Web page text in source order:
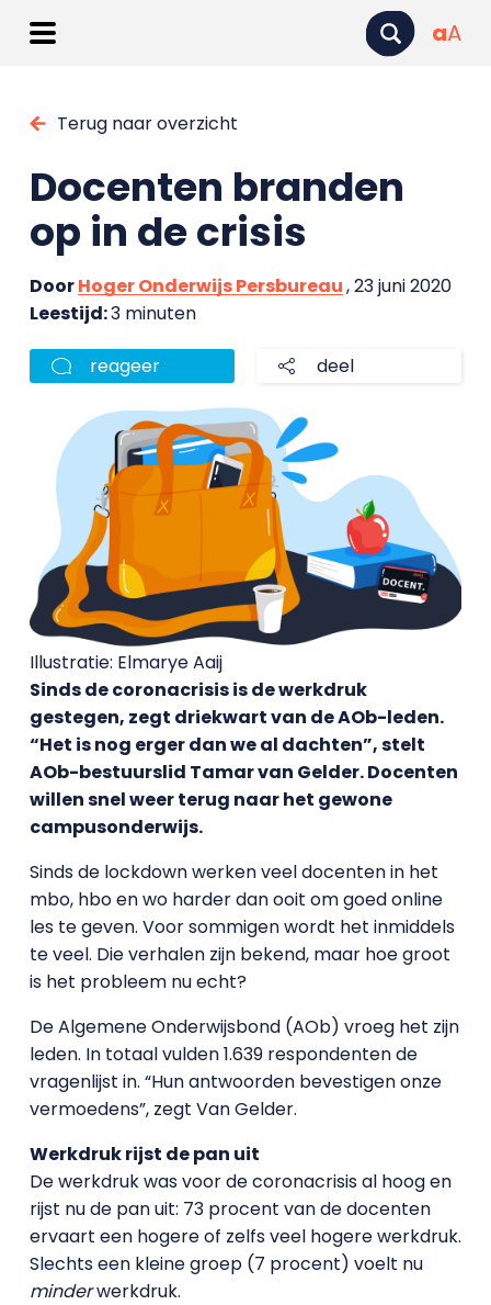
aA
Terug naar overzicht
Docenten branden
op in de crisis
DoorHoger Onderwijs Persbureau, 23 juni 2020
Leestijd:3 minuten
reageer deel
Illustratie: Elmarye Aaij
Sinds de coronacrisis is de werkdruk
gestegen, zegt driekwart van de AOb-leden.
“Het is nog erger dan we al dachten”, stelt
AOb-bestuurslid Tamar van Gelder. Docenten
willen snel weer terug naar het gewone
campusonderwijs.
Sinds de lockdown werken veel docenten in het
mbo, hbo en wo harder dan ooit om goed online
les te geven. Voor sommigen wordt het inmiddels
te veel. Die verhalen zijn bekend, maar hoe groot
is het probleem nu echt?
De Algemene Onderwijsbond (AOb) vroeg het zijn
leden. In totaal vulden 1.639 respondenten de
vragenlijst in. “Hun antwoorden bevestigen onze
vermoedens”, zegt Van Gelder.
Werkdruk rijst de pan uit
De werkdruk was voor de coronacrisis al hoog en
rijst nu de pan uit: 73 procent van de docenten
ervaart een hogere of zelfs veel hogere werkdruk.
Slechts een kleine groep (7 procent) voelt nu
minderwerkdruk.